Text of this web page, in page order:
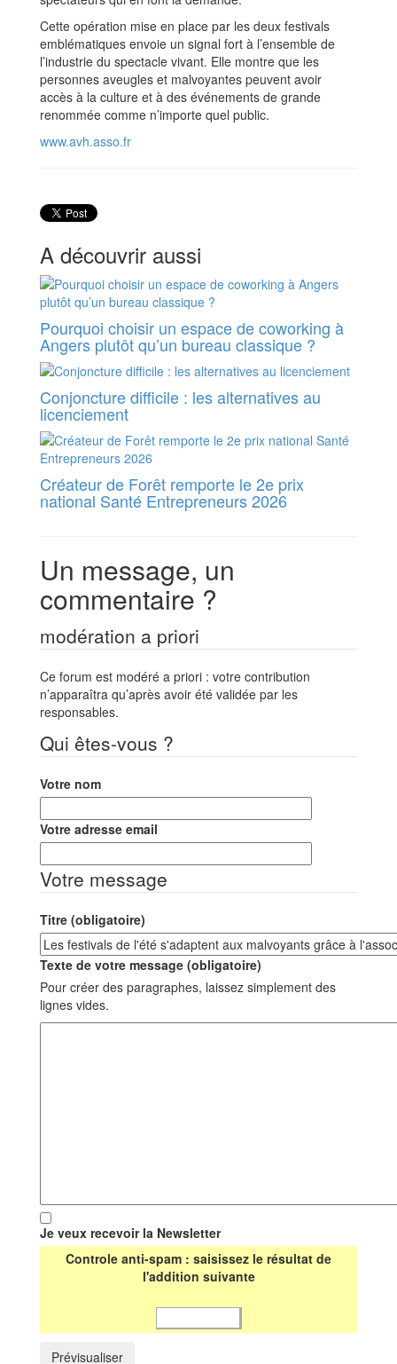
Cette opération mise en place par les deux festivals
emblématiques envoie un signal fort à l’ensemble de
l’industrie du spectacle vivant. Elle montre que les
personnes aveugles et malvoyantes peuvent avoir
accès à la culture et à des événements de grande
renommée comme n’importe quel public.
www.avh.asso.fr
A découvrir aussi
Pourquoi choisir un espace de coworking à
Angers plutôt qu’un bureau classique ?
Conjoncture difficile : les alternatives au
licenciement
Créateur de Forêt remporte le 2e prix
national Santé Entrepreneurs 2026
Un message, un
commentaire ?
modération a priori
Ce forum est modéré a priori : votre contribution
n’apparaîtra qu’après avoir été validée par les
responsables.
Qui êtes-vous ?
Votre nom
Votre adresse email
Votre message
Titre (obligatoire)
Texte de votre message (obligatoire)
Pour créer des paragraphes, laissez simplement des
lignes vides.
Je veux recevoir la Newsletter
Controle anti-spam : saisissez le résultat de
l'addition suivante